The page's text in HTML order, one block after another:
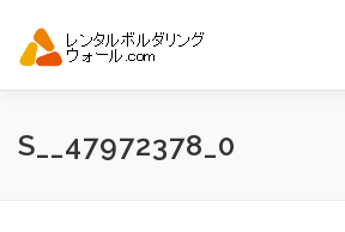
トップ 自動見積り
S__47972378_0